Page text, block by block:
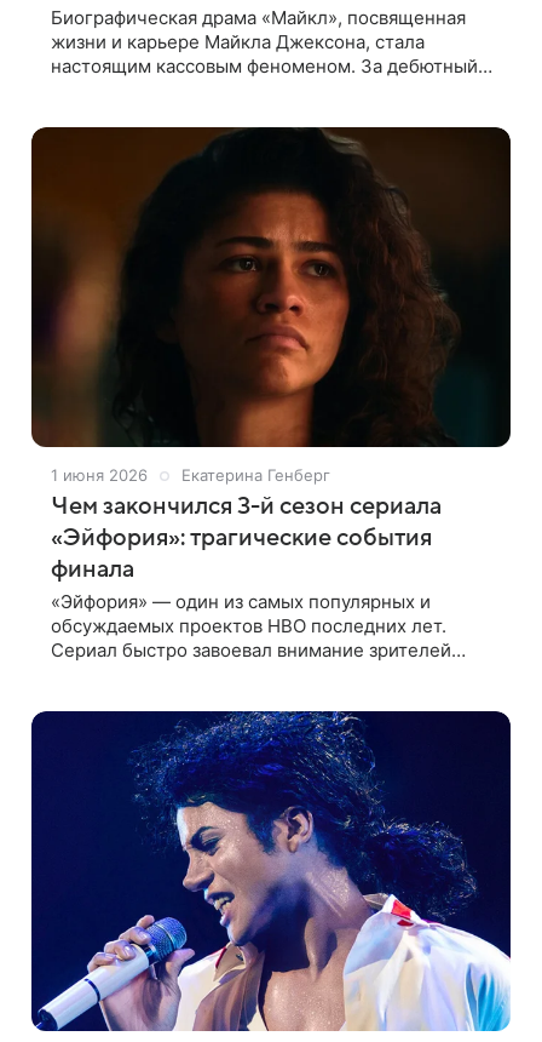
Биографическая драма «Майкл», посвященная
жизни и карьере Майкла Джексона, стала
настоящим кассовым феноменом. За дебютный
1 июня 2026 Екатерина Генберг
Чем закончился 3-й сезон сериала
«Эйфория»: трагические события
финала
«Эйфория» — один из самых популярных и
обсуждаемых проектов HBO последних лет.
Сериал быстро завоевал внимание зрителей